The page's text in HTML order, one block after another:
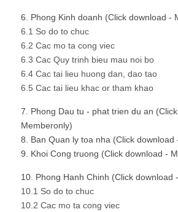
6. Phong Kinh doanh (Click download -
6.1 So do to chuc
6.2 Cac mo ta cong viec
6.3 Cac Quy trinh bieu mau noi bo
6.4 Cac tai lieu huong dan, dao tao
6.5 Cac tai lieu khac or tham khao
7. Phong Dau tu - phat trien du an
Memberonly)
8. Ban Quan ly toa nha (Click download
9. Khoi Cong truong (Click download -
10. Phong Hanh Chinh (Click download
10.1 So do to chuc
10.2 Cac mo ta cong viec